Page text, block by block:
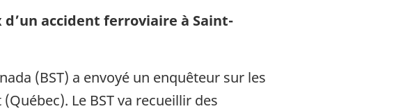
d’un accident ferroviaire à Saint-
(BST) a envoyé un enquêteur sur les
Le BST va recueillir des